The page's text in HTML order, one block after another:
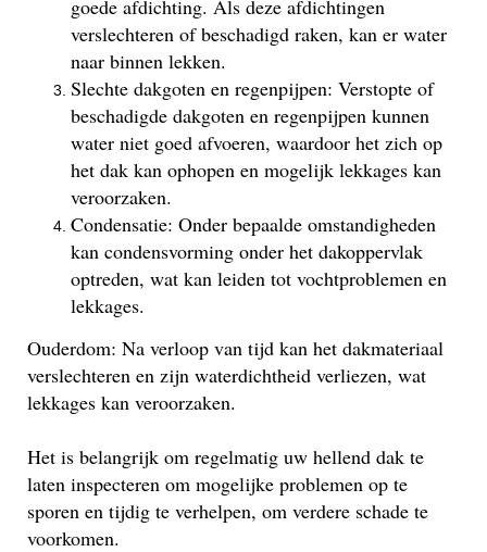
goede afdichting. Als deze afdichtingen
verslechteren of beschadigd raken, kan er water
naar binnen lekken.
Slechte dakgoten en regenpijpen: Verstopte of
beschadigde dakgoten en regenpijpen kunnen
water niet goed afvoeren, waardoor het zich op
het dak kan ophopen en mogelijk lekkages kan
veroorzaken.
Condensatie: Onder bepaalde omstandigheden
kan condensvorming onder het dakoppervlak
optreden, wat kan leiden tot vochtproblemen en
lekkages.
Ouderdom: Na verloop van tijd kan het dakmateriaal
verslechteren en zijn waterdichtheid verliezen, wat
lekkages kan veroorzaken.
Het is belangrijk om regelmatig uw hellend dak te
laten inspecteren om mogelijke problemen op te
sporen en tijdig te verhelpen, om verdere schade te
voorkomen.